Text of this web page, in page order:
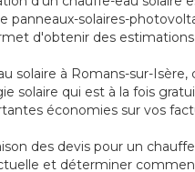
panneaux-solaires-
d'obtenir des
solaire à Romans-sur-
solaire qui est à la fois
économies sur vos
des devis pour un
et déterminer